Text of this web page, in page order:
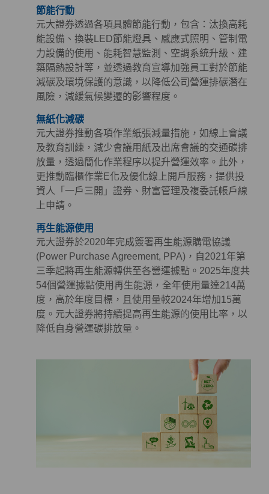
節能行動
元大證券透過各項具體節能行動，包含：汰換高耗
能設備、換裝LED節能燈具、感應式照明、管制電
力設備的使用、能耗智慧監測、空調系統升級、建
築隔熱設計等，並透過教育宣導加強員工對於節能
減碳及環境保護的意識，以降低公司營運排碳潛在
風險，減緩氣候變遷的影響程度。
無紙化減碳
元大證券推動各項作業紙張減量措施，如線上會議
及教育訓練，減少會議用紙及出席會議的交通碳排
放量，透過簡化作業程序以提升營運效率。此外，
更推動臨櫃作業E化及優化線上開戶服務，提供投
資人「一戶三開」證券、財富管理及複委託帳戶線
上申請。
再生能源使用
元大證券於2020年完成簽署再生能源購電協議
(Power Purchase Agreement, PPA)，自2021年第
三季起將再生能源轉供至各營運據點。2025年度共
54個營運據點使用再生能源，全年使用量達214萬
度，高於年度目標，且使用量較2024年增加15萬
度。元大證券將持續提高再生能源的使用比率，以
降低自身營運碳排放量。